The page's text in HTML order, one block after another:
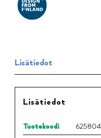
Lisätiedot
Lisätiedot
Tuotekoodi
625804